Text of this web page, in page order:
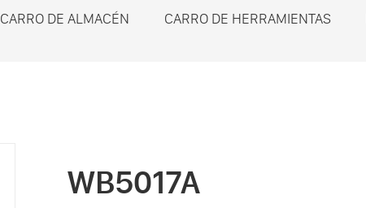
CARRO DE ALMACÉN CARRO DE HERRAMIENTAS
WB5017A